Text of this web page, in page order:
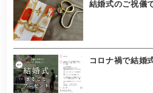
結婚式のご祝儀
コロナ禍で結婚